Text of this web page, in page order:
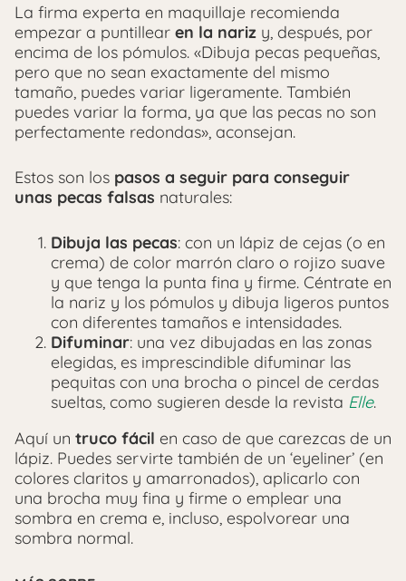
La firma experta en maquillaje recomienda
empezar a puntillear en la nariz y, después, por
encima de los pómulos. «Dibuja pecas pequeñas,
pero que no sean exactamente del mismo
tamaño, puedes variar ligeramente. También
puedes variar la forma, ya que las pecas no son
perfectamente redondas», aconsejan.
Estos son los pasos a seguir para conseguir
unas pecas falsas naturales:
Dibuja las pecas: con un lápiz de cejas (o en
crema) de color marrón claro o rojizo suave
y que tenga la punta fina y firme. Céntrate en
la nariz y los pómulos y dibuja ligeros puntos
con diferentes tamaños e intensidades.
Difuminar: una vez dibujadas en las zonas
elegidas, es imprescindible difuminar las
pequitas con una brocha o pincel de cerdas
sueltas, como sugieren desde la revista Elle.
Aquí un truco fácil en caso de que carezcas de un
lápiz. Puedes servirte también de un ‘eyeliner’ (en
colores claritos y amarronados), aplicarlo con
una brocha muy fina y firme o emplear una
sombra en crema e, incluso, espolvorear una
sombra normal.